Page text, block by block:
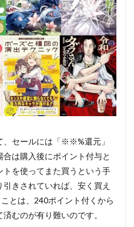
、セールには「※※%還元」
は購入後にポイント付与と
を使ってまた買うという手
きされていれば、安く買え
とは、240ポイント付くから
むのが有り難いのです。